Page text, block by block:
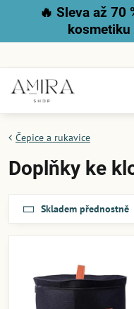
🔥 Sleva až 70
Čepice a rukavice
Doplňky ke
Skladem přednostně